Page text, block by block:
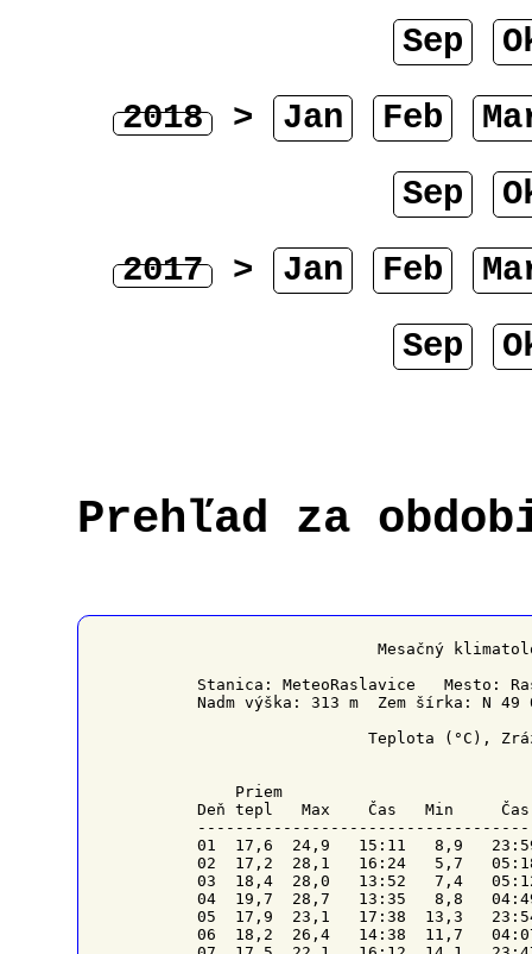
Sep
2018
> Jan Feb
Sep
2017
> Jan Feb
Sep
Prehľad za
Mesačný
Stanica: MeteoRaslavice   Mesto:
Nadm výška: 313 m  Zem šírka: N
Teplota (°C),
Priem
Deň tepl   Max    Čas   Min
01  17,6  24,9   15:11   8,9
02  17,2  28,1   16:24   5,7
03  18,4  28,0   13:52   7,4
04  19,7  28,7   13:35   8,8
05  17,9  23,1   17:38  13,3
06  18,2  26,4   14:38  11,7